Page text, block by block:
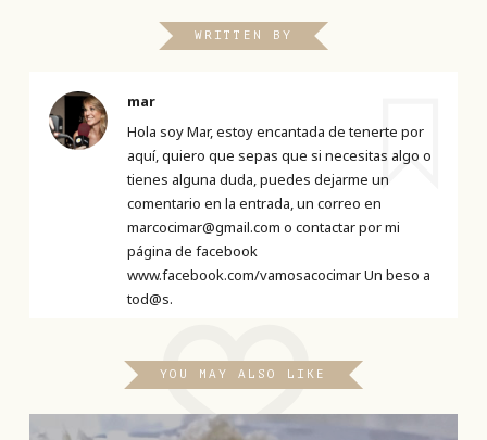
WRITTEN BY
mar
Hola soy Mar, estoy encantada de tenerte por
aquí, quiero que sepas que si necesitas algo o
tienes alguna duda, puedes dejarme un
comentario en la entrada, un correo en
marcocimar@gmail.com o contactar por mi
página de facebook
www.facebook.com/vamosacocimar Un beso a
tod@s.
YOU MAY ALSO LIKE